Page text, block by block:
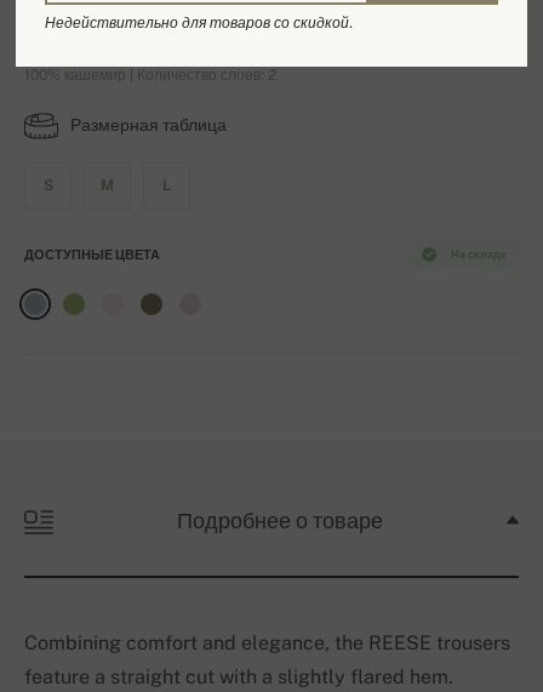
Reese
100% кашемир | Количество слоев: 2
Размерная таблица
S M L
На складе
ДОСТУПНЫЕ ЦВЕТА
Подробнее о товаре
Combining comfort and elegance, the REESE trousers
feature a straight cut with a slightly flared hem.
Недействительно для товаров со скидкой.